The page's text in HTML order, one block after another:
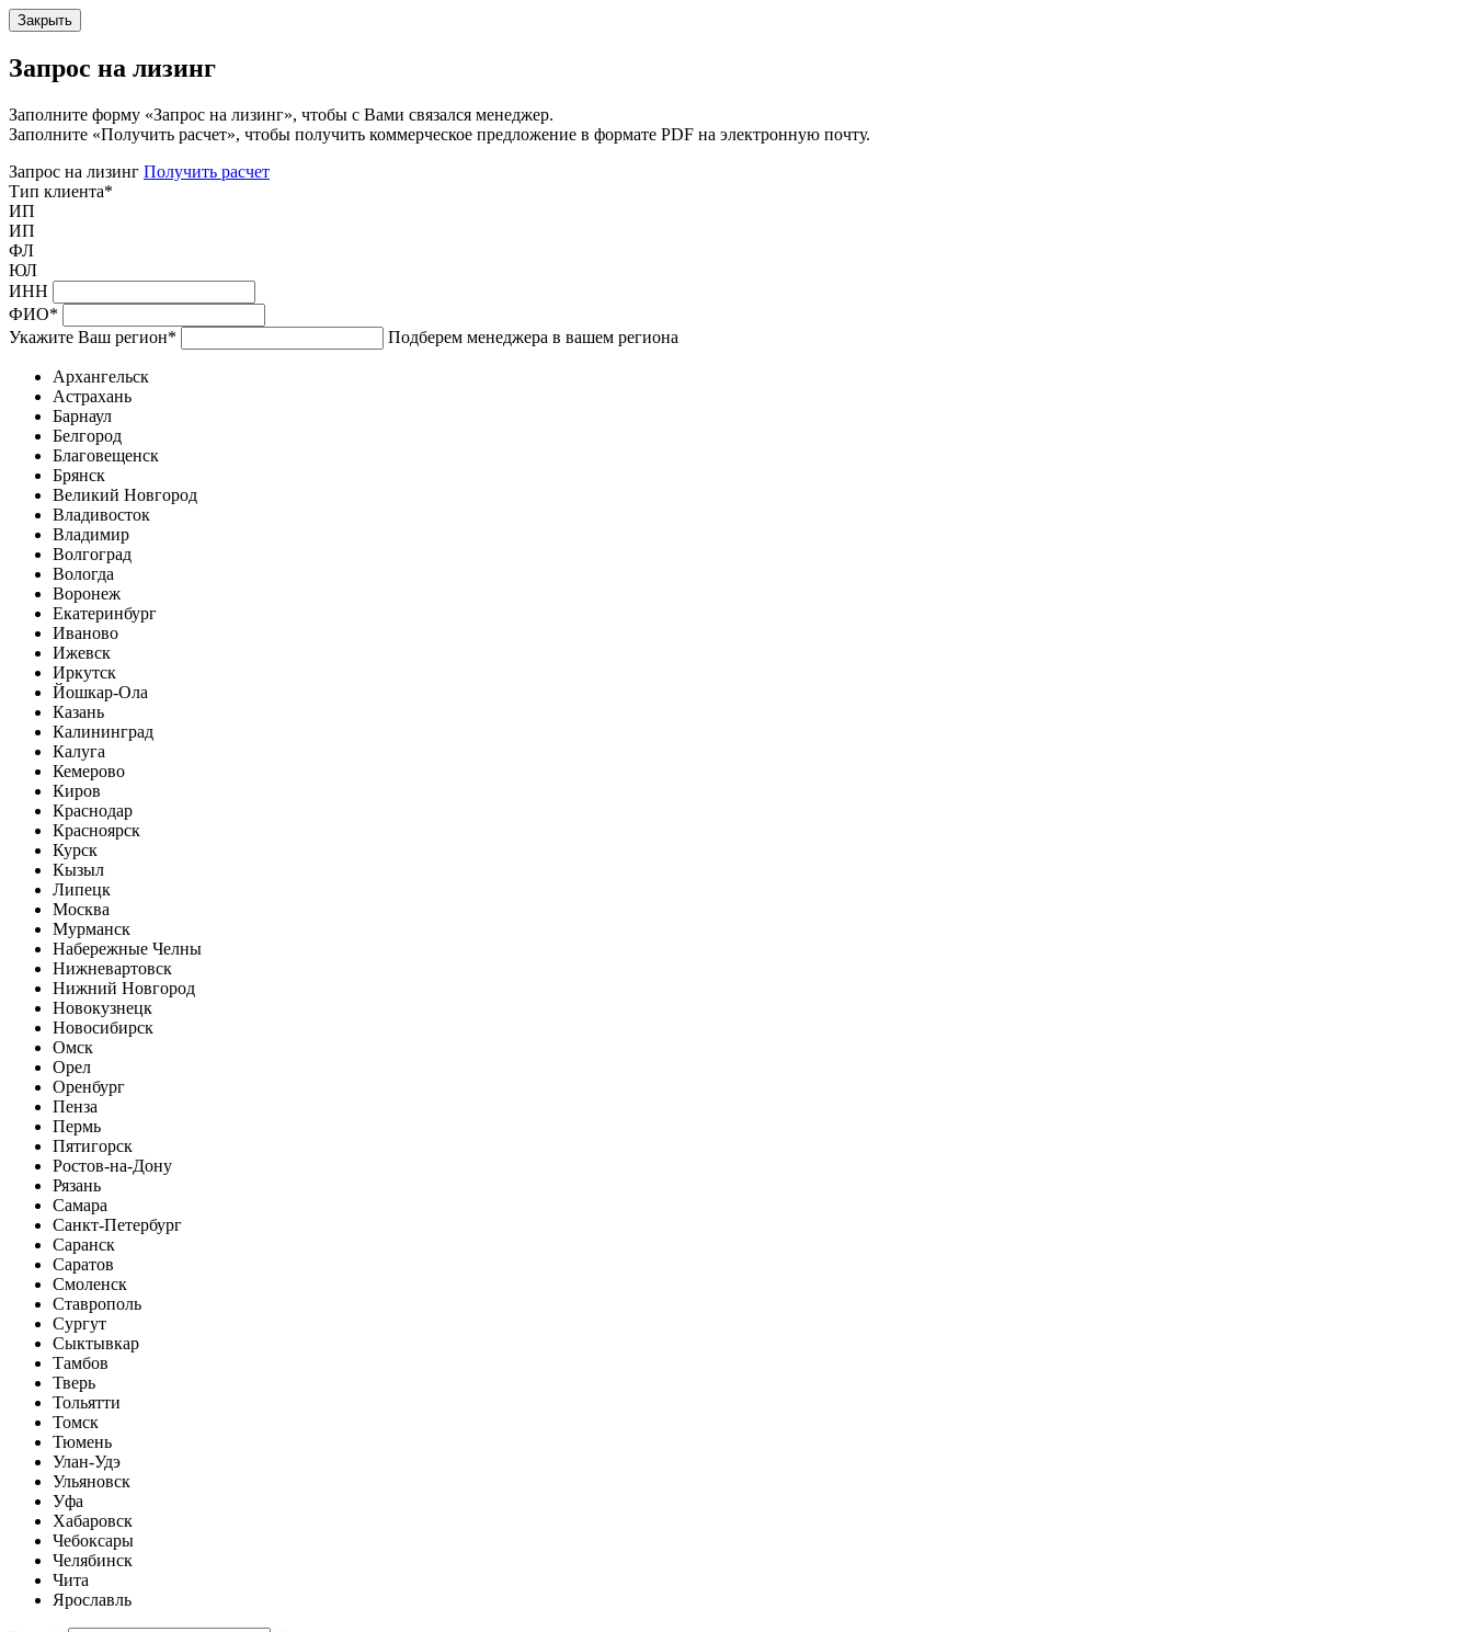
Закрыть
Запрос на лизинг
Заполните форму «Запрос на лизинг», чтобы с Вами связался менеджер.
Заполните «Получить расчет», чтобы получить коммерческое предложение в формате PDF на электронную почту.
Запрос на лизинг Получить расчет
Тип клиента*
ИП
ИП
ФЛ
ЮЛ
ИНН
ФИО*
Укажите Ваш регион* Подберем менеджера в вашем региона
Архангельск
Астрахань
Барнаул
Белгород
Благовещенск
Брянск
Великий Новгород
Владивосток
Владимир
Волгоград
Вологда
Воронеж
Екатеринбург
Иваново
Ижевск
Иркутск
Йошкар-Ола
Казань
Калининград
Калуга
Кемерово
Киров
Краснодар
Красноярск
Курск
Кызыл
Липецк
Москва
Мурманск
Набережные Челны
Нижневартовск
Нижний Новгород
Новокузнецк
Новосибирск
Омск
Орел
Оренбург
Пенза
Пермь
Пятигорск
Ростов-на-Дону
Рязань
Самара
Санкт-Петербург
Саранск
Саратов
Смоленск
Ставрополь
Сургут
Сыктывкар
Тамбов
Тверь
Тольятти
Томск
Тюмень
Улан-Удэ
Ульяновск
Уфа
Хабаровск
Чебоксары
Челябинск
Чита
Ярославль